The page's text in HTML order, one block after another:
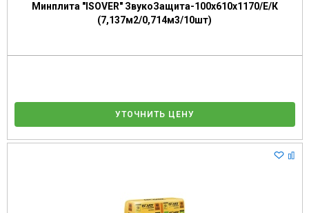
Минплита "ISOVER" ЗвукоЗащита-100х610х1170/Е/К
(7,137м2/0,714м3/10шт)
УТОЧНИТЬ ЦЕНУ